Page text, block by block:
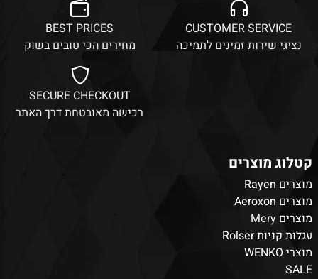
CUSTOMER SERVICE
נציגי שירות זמינים לתמיכה
BEST PRICES
מחירים הכי טובים בשוק
SECURE CHECKOUT
רכישה מאובטחת דרך האתר
קטלוג מוצרים
מוצרים Rayen
מוצרים Aeroxon
מוצרים Mery
עגלות קניות Rolser
מוצרי WENKO
SALE